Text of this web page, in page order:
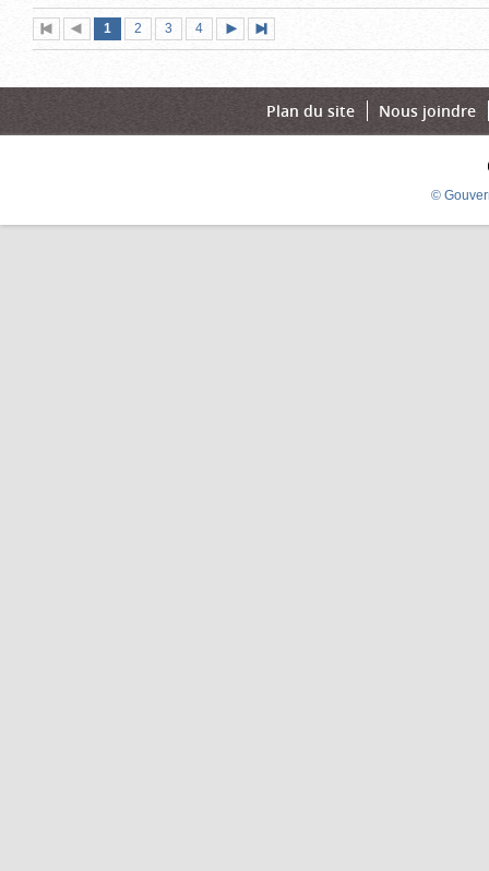
Première
page
Page
précédente
Page
1 (page
actuelle)
Page
2 Page
3 Page
4
suivante
page
Plan du site Nous joindre
©